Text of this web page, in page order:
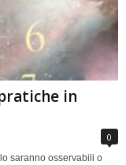
in
0
saranno osservabili o